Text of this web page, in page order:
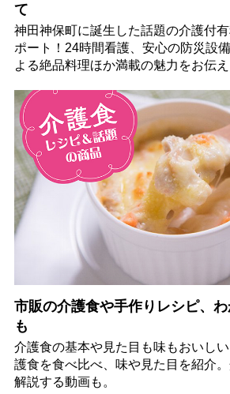
て
神田神保町に誕生した話題の介護付
ポート！24時間看護、安心の防災設
よる絶品料理ほか満載の魅力をお伝え
市販の介護食や手作りレシピ、
も
介護食の基本や見た目も味もおいし
護食を食べ比べ、味や見た目を紹介
解説する動画も。